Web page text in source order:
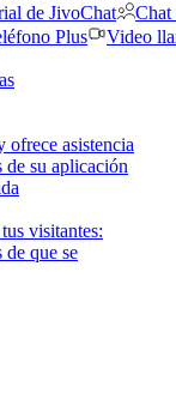
de JivoChat
Chat
Plus Video
ofrece asistencia
de su aplicación
visitantes:
de que se